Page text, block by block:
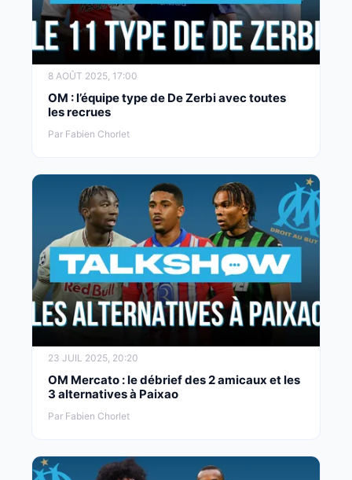
8 AOÛT 2025, 17:00
OM : l’équipe type de De Zerbi avec toutes
les recrues
Par Fabien Chorlet
23 JUIL 2025, 20:20
OM Mercato : le débrief des 2 amicaux et les
3 alternatives à Paixao
Par Fabien Chorlet